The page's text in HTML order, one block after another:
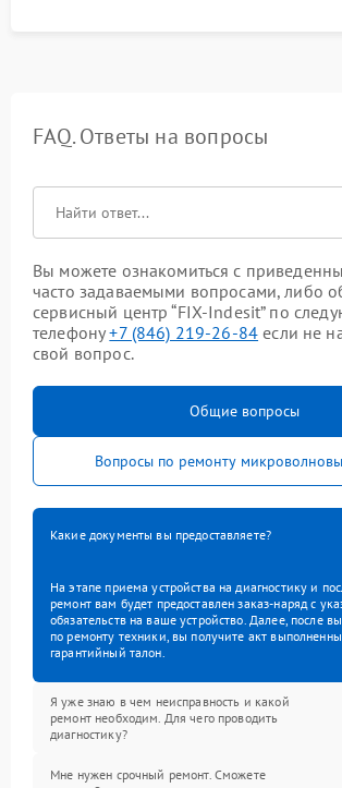
FAQ. Ответы на вопросы
Вы можете ознакомиться с
часто задаваемыми вопросами, либо
сервисный центр “FIX-Indesit” по
телефону+7 (846) 219-26-84 если не
свой вопрос.
Общие вопросы
Вопросы по ремонту
Какие документы вы предоставляете?
На этапе приема устройства на диагностику и
ремонт вам будет предоставлен заказ-наряд с
обязательств на ваше устройство. Далее, после
по ремонту техники, вы получите акт
гарантийный талон.
Я уже знаю в чем неисправность и какой
ремонт необходим. Для чего проводить
диагностику?
Мне нужен срочный ремонт. Сможете